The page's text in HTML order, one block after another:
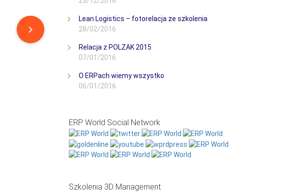
Lean Logistics – fotorelacja ze szkolenia
28/02/2016
Relacja z POLZAK 2015
07/01/2016
O ERPach wiemy wszystko
06/01/2016
ERP World Social Network
Szkolenia 3D Management